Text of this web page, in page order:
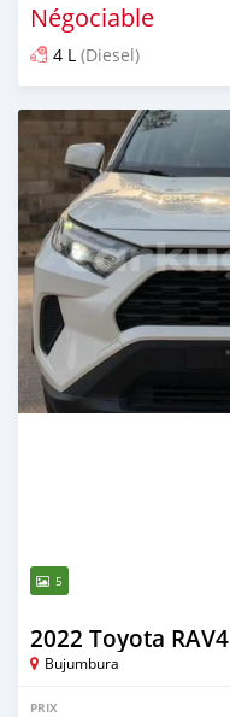
Négociable
4 L (Diesel)
Publié il y a 14 jours
5
2022 Toyota RAV4
Bujumbura
PRIX